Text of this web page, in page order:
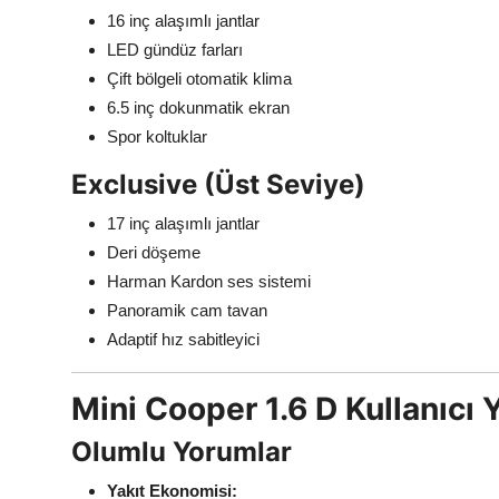
16 inç alaşımlı jantlar
LED gündüz farları
Çift bölgeli otomatik klima
6.5 inç dokunmatik ekran
Spor koltuklar
Exclusive (Üst Seviye)
17 inç alaşımlı jantlar
Deri döşeme
Harman Kardon ses sistemi
Panoramik cam tavan
Adaptif hız sabitleyici
Mini Cooper 1.6 D Kullanıcı
Olumlu Yorumlar
Yakıt Ekonomisi: